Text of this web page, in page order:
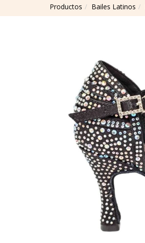
Productos Bailes Latinos